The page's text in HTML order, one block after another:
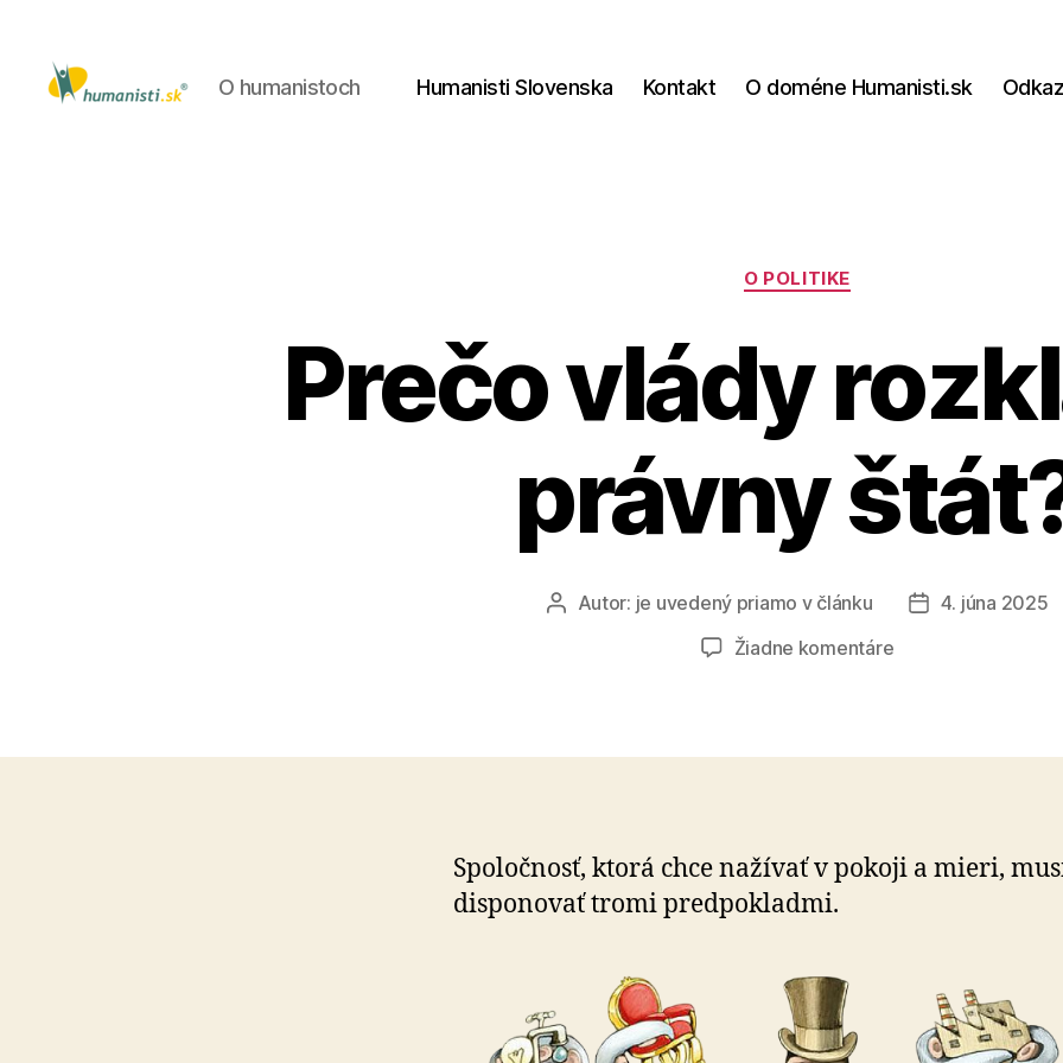
O humanistoch Humanisti Slovenska Kontakt O doméne Humanisti.sk
Kategórie
O POLITIKE
Prečo vlády
právny
AutorAutor: je uvedený priamo v článku
Dátum
4. júna 2025
Žiadne komentárena
právny
Spoločnosť, ktorá chce nažívať v pokoji a mieri,
disponovať tromi predpokladmi.